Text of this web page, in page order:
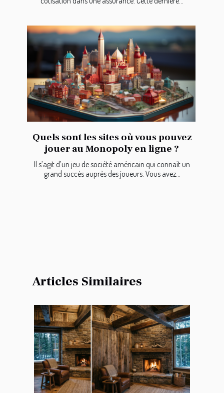
Quels sont les sites où vous pouvez
jouer au Monopoly en ligne ?
Il s’agit d’un jeu de société américain qui connaît un
grand succès auprès des joueurs. Vous avez...
Articles Similaires